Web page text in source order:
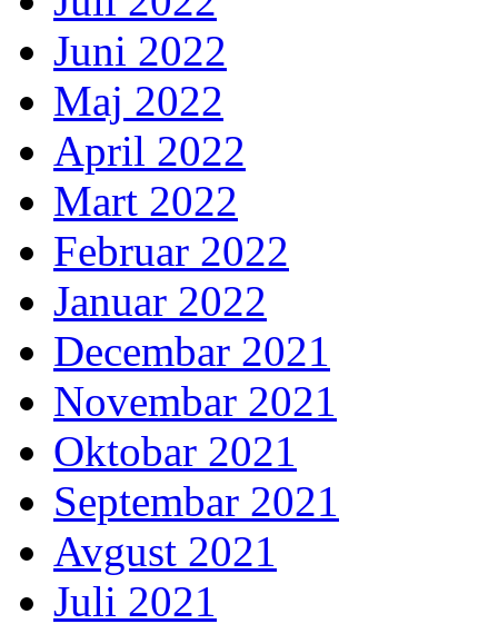
Juni 2022
Maj 2022
April 2022
Mart 2022
Februar 2022
Januar 2022
Decembar 2021
Novembar 2021
Oktobar 2021
Septembar 2021
Avgust 2021
Juli 2021